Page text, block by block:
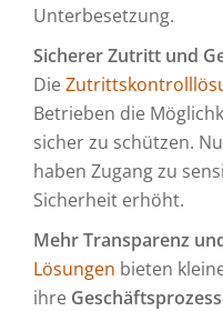
Unterbesetzung.
Sicherer Zutritt und
Die
Betrieben die
sicher zu schützen.
haben Zugang zu
Sicherheit erhöht.
Mehr Transparenz
Lösungen bieten
ihre